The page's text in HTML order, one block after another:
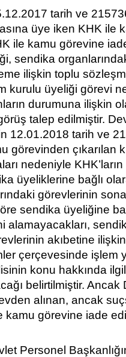
tarih ve
üye iken KHK ile
ile kamu görevine
sendika
ilişkin toplu
kurulu üyeliği görevi
durumuna ilişkin
talep edilmiştir.
12.01.2018 tarih ve
görevinden çıkarılan
nedeniyle
üyeliklerine bağlı
görevlerinin
sendika üyeliğine
alamayacakları,
akıbetine
çerçevesinde işlem
konu hakkında
belirtilmiştir. Ancak
alınan, ancak
kamu görevine iade
Personel